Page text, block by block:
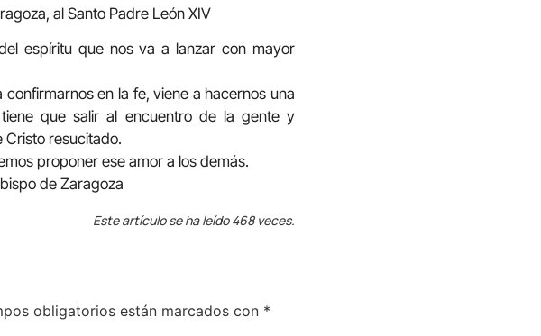
al Santo Padre León XIV
espíritu que nos va a lanzar con mayor
en la fe, viene a hacernos una
que salir al encuentro de la gente y
Cristo resucitado.
proponer ese amor a los demás.
de Zaragoza
Este artículo se ha leído 468 veces.
obligatorios están marcados con *